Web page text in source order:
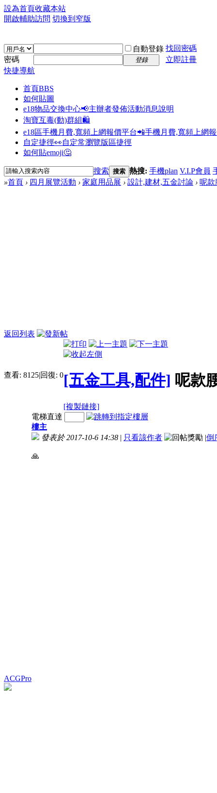
設為首頁收藏本站
開啟輔助訪問 切換到窄版
自動登錄 找回密碼
密碼
登錄
立即註冊
快捷導航
首頁BBS
如何貼圖
e18物品交換中心📢主辦者發佈活動消息說明
淘寶互毒(動)群組🛍️
e18區手機月費,寬頻上網報價平台📲手機月費,寬頻上網
自定捷徑👀自定常瀏覽版區捷徑
如何貼emoji🤔
搜索 搜索 熱搜: 手機plan V.I.P會員
»首頁 › 四月展覽活動 › 家庭用品展 › 設計,建材,五金討論 › 呢款
返回列表
查看: 8125|回復: 0[五金工具,配件] 呢款
[複製鏈接]
ACGPro
電梯直達
樓主
發表於 2017-10-6 14:38 | 只看該作者 |倒
🙏